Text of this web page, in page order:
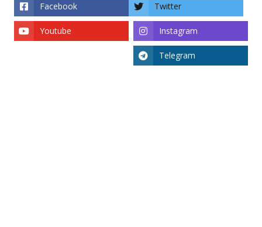
Facebook Twitter
Instagram
Youtube
Telegram